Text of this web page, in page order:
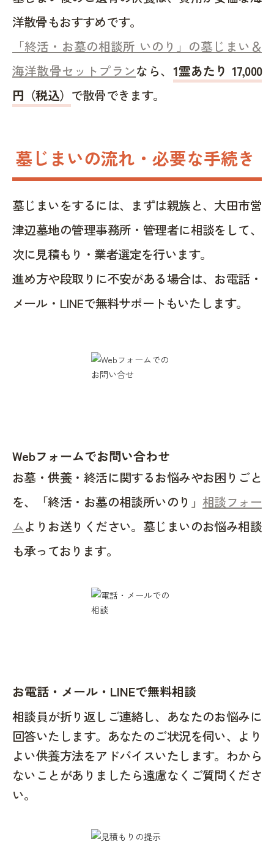
洋散骨もおすすめです。
「終活・お墓の相談所 いのり」の墓じまい＆
海洋散骨セットプランなら、 1霊あたり 17,000
円（税込） で散骨できます。
墓じまいの流れ・必要な手続き
墓じまいをするには、まずは親族と、大田市営
津辺墓地の管理事務所・管理者に相談をして、
次に見積もり・業者選定を行います。
進め方や段取りに不安がある場合は、お電話・
メール・LINEで無料サポートもいたします。
Webフォームでお問い合わせ
お墓・供養・終活に関するお悩みやお困りごと
を、「終活・お墓の相談所いのり」相談フォー
ムよりお送りください。墓じまいのお悩み相談
も承っております。
お電話・メール・LINEで無料相談
相談員が折り返しご連絡し、あなたのお悩みに
回答いたします。あなたのご状況を伺い、より
よい供養方法をアドバイスいたします。わから
ないことがありましたら遠慮なくご質問くださ
い。